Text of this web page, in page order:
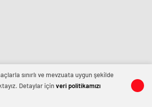
sınırlı ve mevzuata uygun şekilde
Detaylar içinveri politikamızı